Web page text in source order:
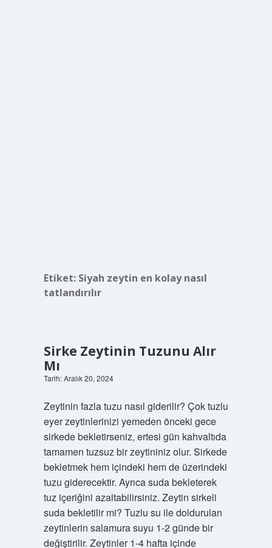
Etiket: Siyah zeytin en kolay nasıl
tatlandırılır
Sirke Zeytinin Tuzunu Alır
Mı
Tarih: Aralık 20, 2024
Zeytinin fazla tuzu nasıl giderilir? Çok tuzlu
eyer zeytinlerinizi yemeden önceki gece
sirkede bekletirseniz, ertesi gün kahvaltıda
tamamen tuzsuz bir zeytininiz olur. Sirkede
bekletmek hem içindeki hem de üzerindeki
tuzu giderecektir. Ayrıca suda bekleterek
tuz içeriğini azaltabilirsiniz. Zeytin sirkeli
suda bekletilir mi? Tuzlu su ile doldurulan
zeytinlerin salamura suyu 1-2 günde bir
değiştirilir. Zeytinler 1-4 hafta içinde